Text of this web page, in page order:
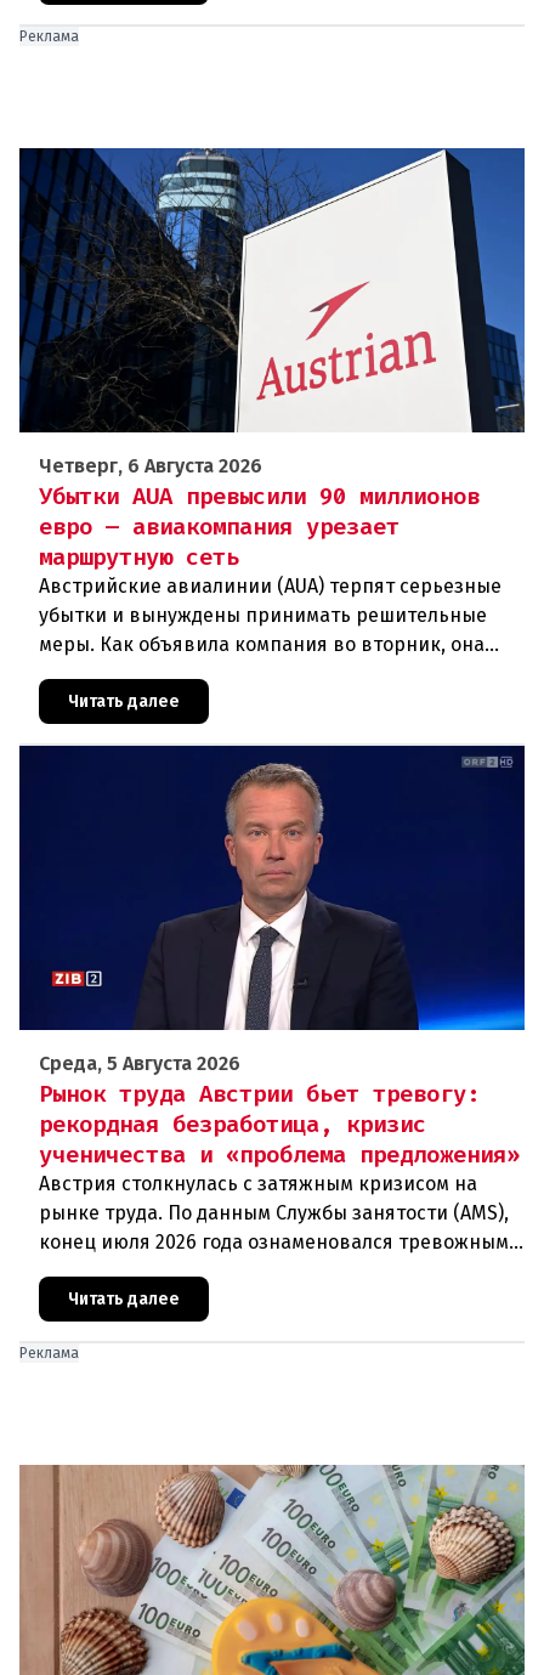
Реклама
Четверг, 6 Августа 2026
Убытки AUA превысили 90 миллионов
евро — авиакомпания урезает
маршрутную сеть
Австрийские авиалинии (AUA) терпят серьезные
убытки и вынуждены принимать решительные
меры. Как объявила компания во вторник, она
Грац.Причиной столь жесткой экономии
Читать далее
Среда, 5 Августа 2026
Рынок труда Австрии бьет тревогу:
рекордная безработица, кризис
ученичества и «проблема предложения»
Австрия столкнулась с затяжным кризисом на
рынке труда. По данным Службы занятости (AMS),
конец июля 2026 года ознаменовался тревожными
зарегистрированы как безрабо
Читать далее
Реклама